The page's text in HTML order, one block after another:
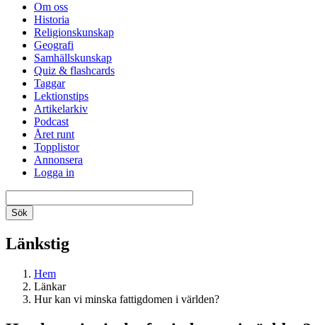
Om oss
Historia
Religionskunskap
Geografi
Samhällskunskap
Quiz & flashcards
Taggar
Lektionstips
Artikelarkiv
Podcast
Året runt
Topplistor
Annonsera
Logga in
Länkstig
Hem
Länkar
Hur kan vi minska fattigdomen i världen?